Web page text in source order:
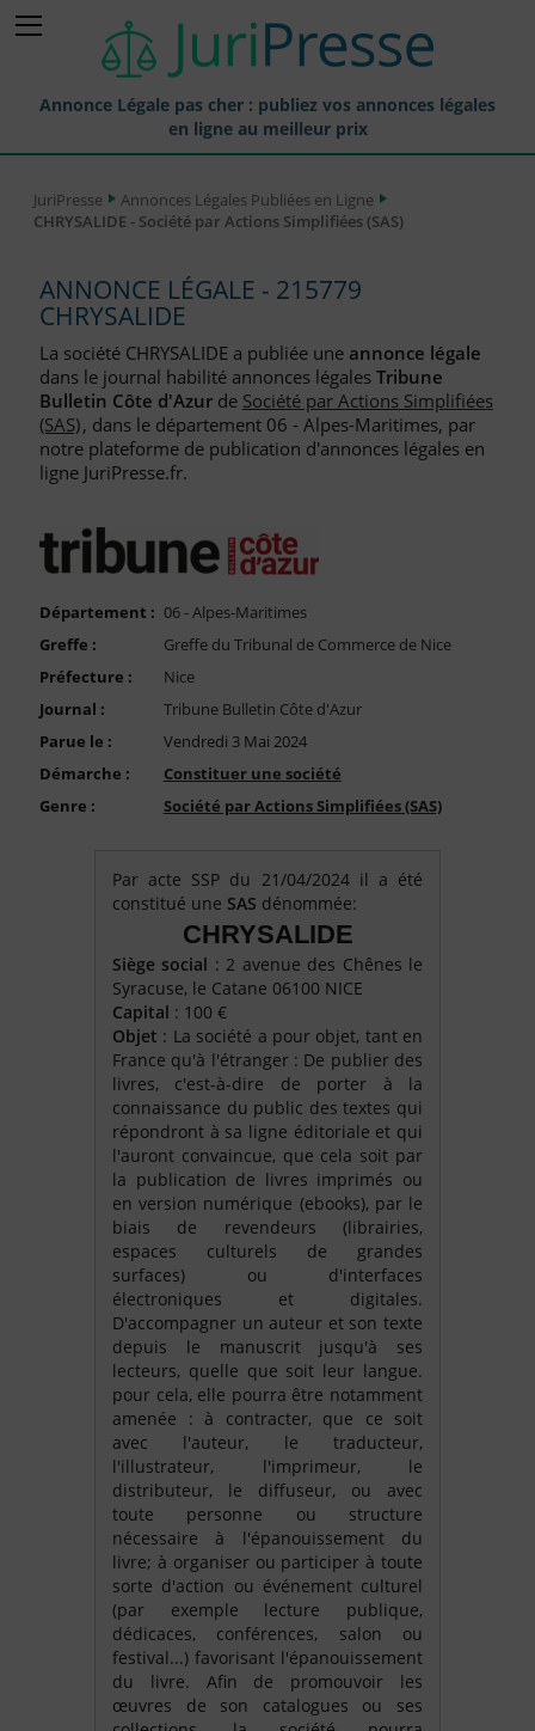
Annonce Légale pas cher : publiez vos annonces légales
en ligne au meilleur prix
Annonces Légales Publiées
Journaux Habilités (JAL) Annonces Légales
Départements pour la Publication d'Annonces Légales
Liste des Greffes
Liste des CCI
FAQ
Compte PRO
JuriPresse
Annonces Légales Publiées en Ligne
CHRYSALIDE - Société par Actions Simplifiées (SAS)
ANNONCE LÉGALE - 215779
CHRYSALIDE
La société CHRYSALIDE a publiée une annonce légale
dans le journal habilité annonces légalesTribune
Bulletin Côte d'Azurde Société par Actions Simplifiées
(SAS), dans le département 06 - Alpes-Maritimes, par
notre plateforme de publication d'annonces légales en
ligne JuriPresse.fr.
Département : 06 - Alpes-Maritimes
Greffe :
Greffe du Tribunal de Commerce de Nice
Préfecture :
Nice
Journal :
Tribune Bulletin Côte d'Azur
Parue le :
Vendredi 3 Mai 2024
Démarche :
Constituer une société
Genre :
Société par Actions Simplifiées (SAS)
Par acte SSP du 21/04/2024 il a été
constitué une SAS dénommée:
CHRYSALIDE
Siège social : 2 avenue des Chênes le
Syracuse, le Catane 06100 NICE
Capital : 100 €
Objet : La société a pour objet, tant en
France qu'à l'étranger : De publier des
livres, c'est-à-dire de porter à la
connaissance du public des textes qui
répondront à sa ligne éditoriale et qui
l'auront convaincue, que cela soit par
la publication de livres imprimés ou
en version numérique (ebooks), par le
biais de revendeurs (librairies,
espaces culturels de grandes
surfaces) ou d'interfaces
électroniques et digitales.
D'accompagner un auteur et son texte
depuis le manuscrit jusqu'à ses
lecteurs, quelle que soit leur langue.
pour cela, elle pourra être notamment
amenée : à contracter, que ce soit
avec l'auteur, le traducteur,
l'illustrateur, l'imprimeur, le
distributeur, le diffuseur, ou avec
toute personne ou structure
nécessaire à l'épanouissement du
livre; à organiser ou participer à toute
sorte d'action ou événement culturel
(par exemple lecture publique,
dédicaces, conférences, salon ou
festival...) favorisant l'épanouissement
du livre. Afin de promouvoir les
œuvres de son catalogues ou ses